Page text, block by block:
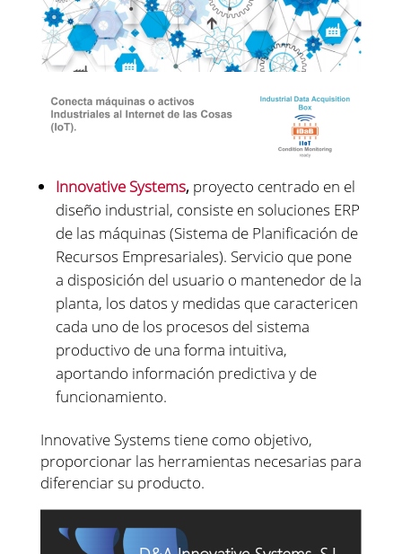
Innovative Systems,proyecto centrado en el
diseño industrial, consiste en soluciones ERP
de las máquinas (Sistema de Planificación de
Recursos Empresariales). Servicio que pone
a disposición del usuario o mantenedor de la
planta, los datos y medidas que caractericen
cada uno de los procesos del sistema
productivo de una forma intuitiva,
aportando información predictiva y de
funcionamiento.
Innovative Systems tiene como objetivo,
proporcionar las herramientas necesarias para
diferenciar su producto.